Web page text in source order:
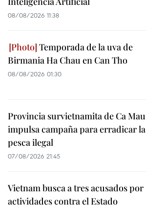
08/08/2026 11:38
Temporada de la uva de
Birmania Ha Chau en Can Tho
08/08/2026 01:30
Provincia survietnamita de Ca Mau
impulsa campaña para erradicar la
pesca ilegal
07/08/2026 21:45
Vietnam busca a tres acusados por
actividades contra el Estado